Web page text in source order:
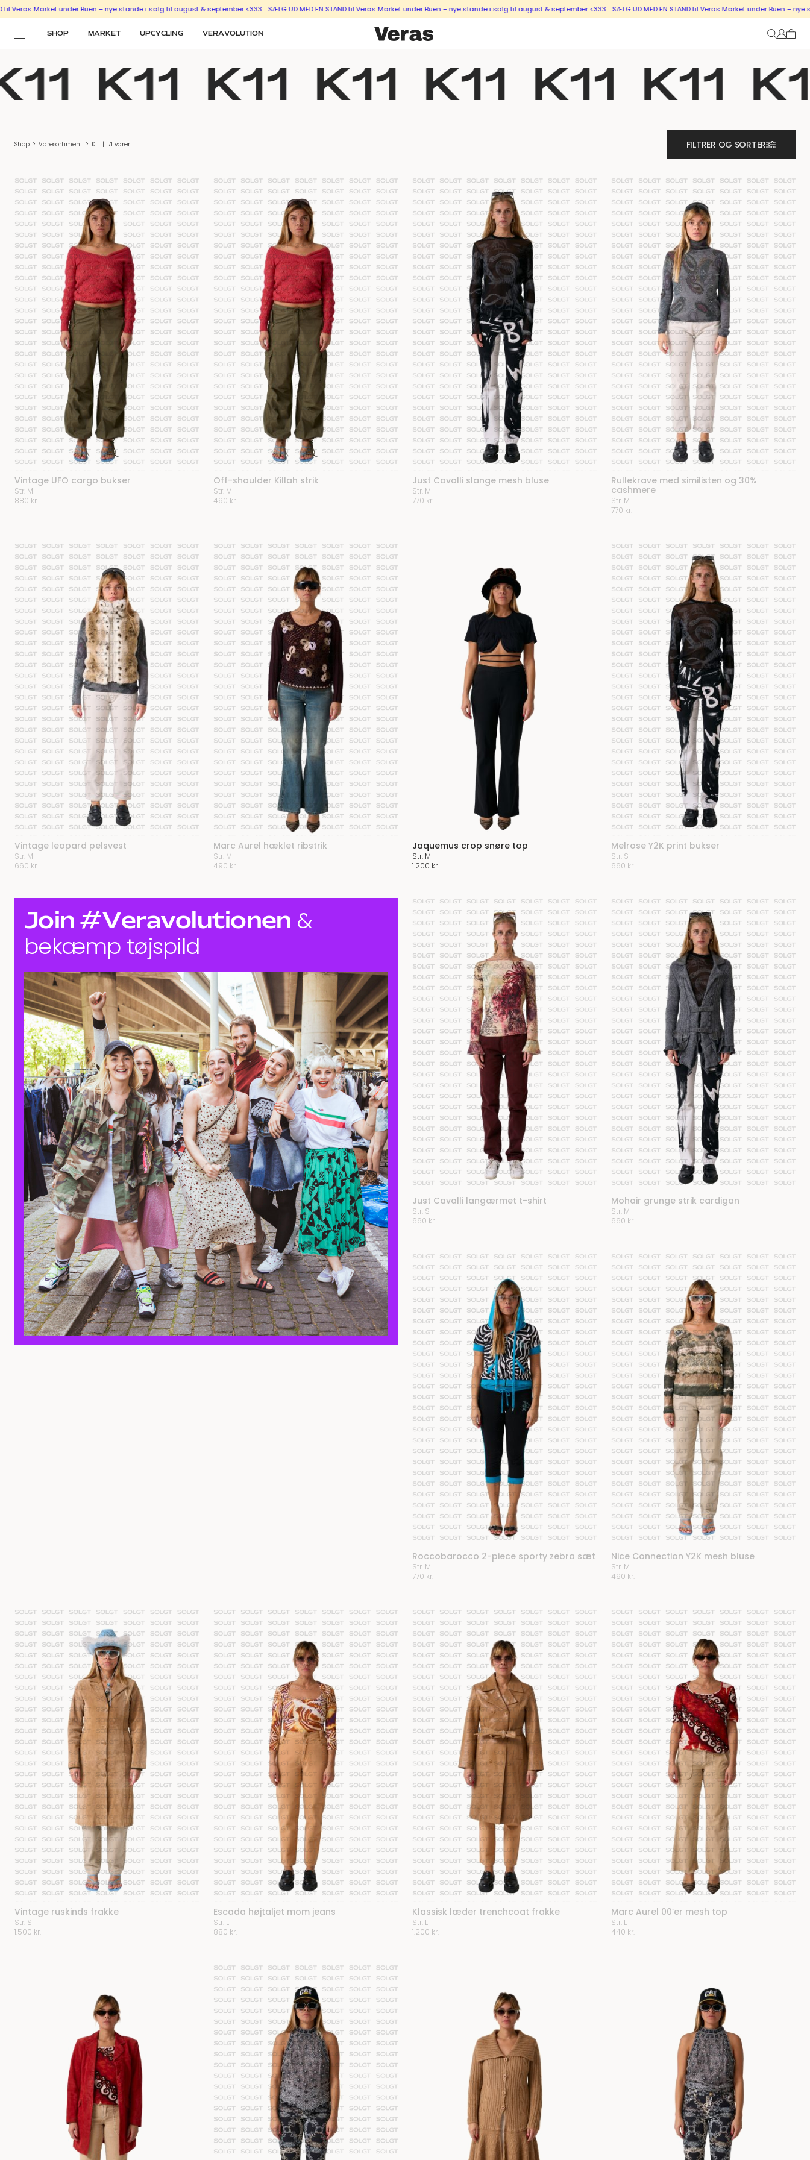
Market under Buen – nye stande i salg til august & september <333 SÆLG UD MED EN STAND til Veras Market under Buen – nye stande i salg til august & september <333 SÆLG UD MED EN STAND til Veras Market under Buen – nye stande i
SHOP MARKET UPCYCLING VERAVOLUTION
K11 K11 K11 K11 K11 K11
Shop > Varesortiment > K11 | 71 varer FILTRER OG SORTER
Vintage UFO cargo bukser
Str. M
880 kr.
Off-shoulder Killah strik
Str. M
490 kr.
Just Cavalli slange mesh bluse
Str. M
770 kr.
Rullekrave med similisten og 30%
cashmere
Str. M
770 kr.
Vintage leopard pelsvest
Str. M
660 kr.
Marc Aurel hæklet ribstrik
Str. M
490 kr.
Jaquemus crop snøre top
Str. M
1.200 kr.
Melrose Y2K print bukser
Str. S
660 kr.
Join #Veravolutionen &
bekæmp tøjspild
Just Cavalli langærmet t-shirt
Str. S
660 kr.
Mohair grunge strik cardigan
Str. M
660 kr.
Roccobarocco 2-piece sporty zebra sæt
Str. M
770 kr.
Nice Connection Y2K mesh bluse
Str. M
490 kr.
Vintage ruskinds frakke
Str. S
1.500 kr.
Escada højtaljet mom jeans
Str. L
880 kr.
Klassisk læder trenchcoat frakke
Str. L
1.200 kr.
Marc Aurel 00’er mesh top
Str. L
440 kr.